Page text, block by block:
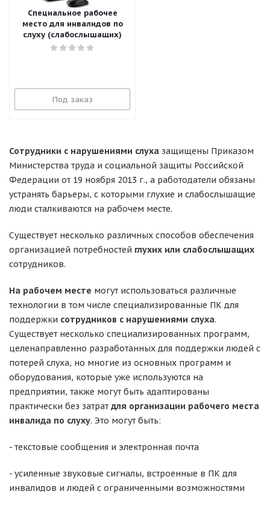
Специальное рабочее
место для инвалидов по
слуху (слабослышащих)
Под заказ
Сотрудники с нарушениями слуха защищены Приказом
Министерства труда и социальной защиты Российской
Федерации от 19 ноября 2013 г., а работодатели обязаны
устранять барьеры, с которыми глухие и слабослышащие
люди сталкиваются на рабочем месте.
Существует несколько различных способов обеспечения
организацией потребностей глухих или слабослышащих
сотрудников.
На рабочем месте могут использоваться различные
технологии в том числе специализированные ПК для
поддержки сотрудников с нарушениями слуха.
Существует несколько специализированных программ,
целенаправленно разработанных для поддержки людей с
потерей слуха, но многие из основных программ и
оборудования, которые уже используются на
предприятии, также могут быть адаптированы
практически без затрат для организации рабочего места
инвалида по слуху. Это могут быть:
- текстовые сообщения и электронная почта
- усиленные звуковые сигналы, встроенные в ПК для
инвалидов и людей с ограниченными возможностями